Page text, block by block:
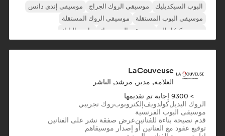
البوب السيكديليك موسيقى الروك الجراج
موسيقى إندي دانس
موسيقى البوب المستقلة
موسيقى الروك المستقلة
نيو ديسكو/إيتالو
موسيقى البوب روك ما بعد البانك
LaCouveuse
العلامة, مدير, مرشد, الناشر
> 9300 إجابة تم تقديمها
الروك البديلكولدويفإلكتروبوبروك تجريبي
موسيقى البوب الفرنسية
قدم نصيحة بناءة للفنانينعرض صفقة نشر على الفنانين
توقيع عقود مع الفنانين أو إصدار موسيقاهم